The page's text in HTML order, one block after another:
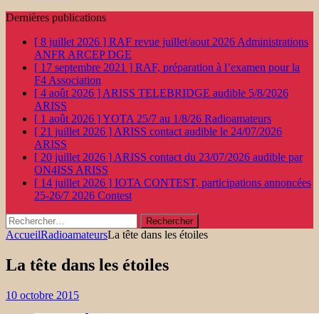
Dernières publications
[ 8 juillet 2026 ] RAF revue juillet/aout 2026 Administrations
ANFR ARCEP DGE
[ 17 septembre 2021 ] RAF, préparation à l’examen pour la
F4 Association
[ 4 août 2026 ] ARISS TELEBRIDGE audible 5/8/2026
ARISS
[ 1 août 2026 ]YOTA 25/7 au 1/8/26 Radioamateurs
[ 21 juillet 2026 ] ARISS contact audible le 24/07/2026
ARISS
[ 20 juillet 2026 ] ARISS contact du 23/07/2026 audible par
ON4ISS ARISS
[ 14 juillet 2026 ] IOTA CONTEST, participations annoncées
25-26/7 2026 Contest
Rechercher :
AccueilRadioamateursLa tête dans les étoiles
La tête dans les étoiles
10 octobre 2015